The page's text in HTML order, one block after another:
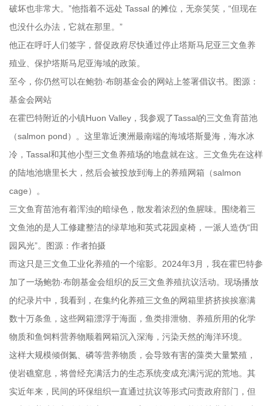
破坏也非常大。”他指着不远处 Tassal 的摊位，无奈笑笑，“但现在
也没什么办法，它就在那里。”
他正在呼吁人们签字，督促政府尽快通过停止塔斯马尼亚三文鱼养
殖业、保护塔斯马尼亚海域的政策。
至今，你仍然可以在鲍勃·布朗基金会的网站上签署倡议书。图源：
基金会网站
在霍巴特附近的小镇Huon Valley，我参观了Tassal的三文鱼育苗池
（salmon pond）。这里靠近澳洲最南端的海域塔斯曼海，海水冰
冷，Tassal和其他小型三文鱼养殖场的地盘就在这。三文鱼先在这样
的陆地池塘里长大，然后会被投放到海上的养殖网箱（salmon
cage）。
三文鱼育苗池有着浑浊的暗绿色，散发着浓烈的鱼腥味。围绕着三
文鱼池的是人工修建整洁的绿草地和英式花园桌椅，一派人造伪“田
园风光”。图源：作者拍摄
而这只是三文鱼工业化养殖的一个缩影。2024年3月，我在霍巴特参
加了一场鲍勃·布朗基金会组织的反三文鱼养殖抗议活动。现场播放
的纪录片中，我看到，在集约化养殖三文鱼的网箱里挤挤挨挨塞满
数十万条鱼，这些网箱漂浮于海面，鱼类排泄物、养殖所用的化学
物质和鱼饲料营养物顺着网箱沉入深海，污染天然的海洋环境。
这样大规模倾倒氮、磷等营养物质，会导致有害的藻类大量繁殖，
使岩礁窒息，将曾经充满活力的生态系统变成充满污泥的荒地。其
实近年来，民间的环保组织一直通过抗议等形式问责政府部门，但